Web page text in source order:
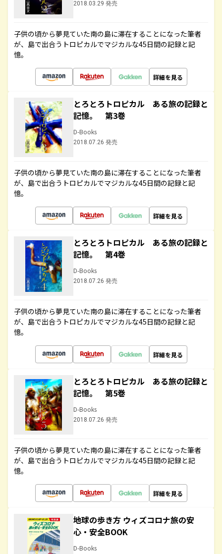
2018.03.29 発売
子供の頃から夢見ていた南の島に滞在することになった筆者
が、島で出合うトロピカルでマジカルな45日間の記録と記
憶。
詳細を見る
とろとろトロピカル ある旅の記録と
記憶。 第3巻
D-Books
2018.07.26 発売
子供の頃から夢見ていた南の島に滞在することになった筆者
が、島で出合うトロピカルでマジカルな45日間の記録と記
憶。
詳細を見る
とろとろトロピカル ある旅の記録と
記憶。 第4巻
D-Books
2018.07.26 発売
子供の頃から夢見ていた南の島に滞在することになった筆者
が、島で出合うトロピカルでマジカルな45日間の記録と記
憶。
詳細を見る
とろとろトロピカル ある旅の記録と
記憶。 第5巻
D-Books
2018.07.26 発売
子供の頃から夢見ていた南の島に滞在することになった筆者
が、島で出合うトロピカルでマジカルな45日間の記録と記
憶。
詳細を見る
地球の歩き方 ウィズコロナ旅の安
心・安全BOOK
D-Books